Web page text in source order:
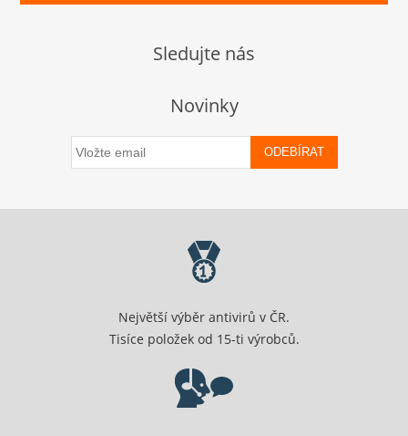
Sledujte nás
Novinky
ODEBÍRAT
Největší výběr antivirů v ČR.
Tisíce položek od 15-ti výrobců.